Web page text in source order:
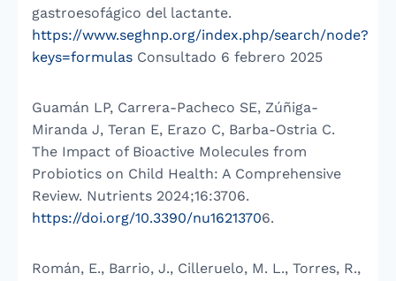
gastroesofágico del lactante.
https://www.seghnp.org/index.php/search/node?
keys=formulas Consultado 6 febrero 2025
Guamán LP, Carrera-Pacheco SE, Zúñiga-
Miranda J, Teran E, Erazo C, Barba-Ostria C.
The Impact of Bioactive Molecules from
Probiotics on Child Health: A Comprehensive
Review. Nutrients 2024;16:3706.
https://doi.org/10.3390/nu16213706.
Román, E., Barrio, J., Cilleruelo, M. L., Torres, R.,